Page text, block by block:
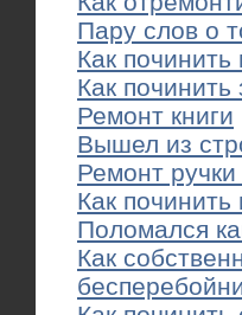
Пару слов о
Как
Как починить
Ремонт книги
Вышел из
Ремонт
Как починить
Поломался
Как